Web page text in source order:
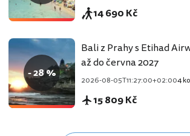
14 690 Kč
- 28 %
Bali z Prahy s Etihad
až do června 2027
2026-08-05T11:27:00+02:004
15 809 Kč